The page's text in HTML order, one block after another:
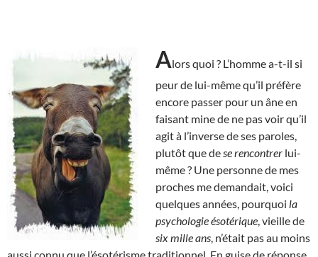
Alors quoi ? L’homme a-t-il si
peur de lui-même qu’il préfère
encore passer pour un âne en
faisant mine de ne pas voir qu’il
agit à l’inverse de ses paroles,
plutôt que de se rencontrer lui-
même ? Une personne de mes
proches me demandait, voici
quelques années, pourquoi la
psychologie ésotérique , vieille de
six mille ans , n’était pas au moins
aussi connu que l’ésotérisme traditionnel. En guise de réponse,